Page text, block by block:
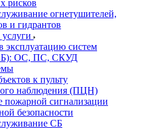
рисков
огнетушителей,
и гидрантов
эксплуатацию систем
ОС, ПС, СКУД
к пульту
наблюдения (ПЦН)
пожарной сигнализации
безопасности
СБ